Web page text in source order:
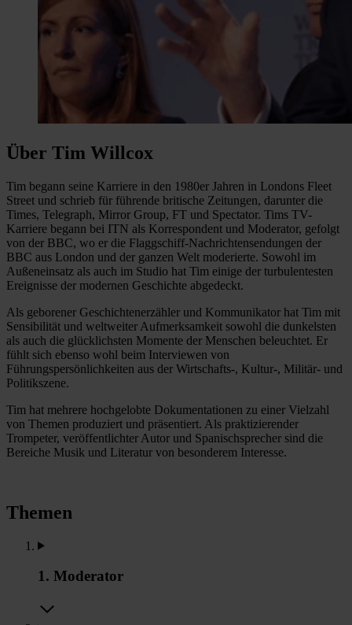
Über Tim Willcox
Tim begann seine Karriere in den 1980er Jahren in Londons Fleet
Street und schrieb für führende britische Zeitungen, darunter die
Times, Telegraph, Mirror Group, FT und Spectator. Tims TV-
Karriere begann bei ITN als Korrespondent und Moderator, gefolgt
von der BBC, wo er die Flaggschiff-Nachrichtensendungen der
BBC aus London und der ganzen Welt moderierte. Sowohl im
Außeneinsatz als auch im Studio hat Tim einige der turbulentesten
Ereignisse der modernen Geschichte abgedeckt.
Als geborener Geschichtenerzähler und Kommunikator hat Tim mit
Sensibilität und weltweiter Aufmerksamkeit sowohl die dunkelsten
als auch die glücklichsten Momente der Menschen beleuchtet. Er
fühlt sich ebenso wohl beim Interviewen von
Führungspersönlichkeiten aus der Wirtschafts-, Kultur-, Militär- und
Politikszene.
Tim hat mehrere hochgelobte Dokumentationen zu einer Vielzahl
von Themen produziert und präsentiert. Als praktizierender
Trompeter, veröffentlichter Autor und Spanischsprecher sind die
Bereiche Musik und Literatur von besonderem Interesse.
Themen
1. Moderator